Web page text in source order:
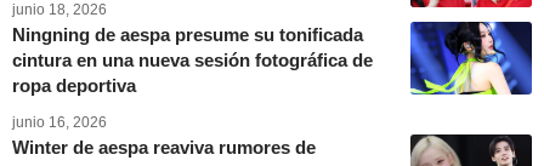
junio 18, 2026
Ningning de aespa presume su tonificada
cintura en una nueva sesión fotográfica de
ropa deportiva
junio 16, 2026
Winter de aespa reaviva rumores de